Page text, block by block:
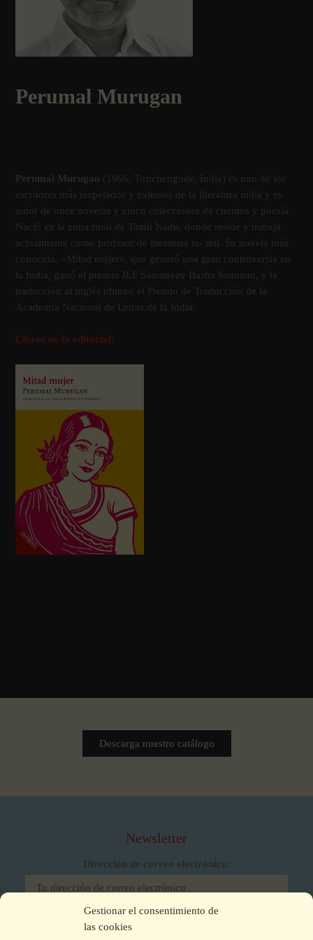
Gestionar el consentimiento de
las cookies
Perumal Murugan
Perumal Murugan (1966, Tiruchengode, India) es uno de los
escritores más respetados y exitosos de la literatura india y es
autor de once novelas y cinco colecciones de cuentos y poesía.
Nació en la zona rural de Tamil Nadu, donde reside y trabaja
actualmente como profesor de literatura ta- mil. Su novela más
conocida, «Mitad mujer», que generó una gran controversia en
la India, ganó el premio ILF Samanvay Basha Samman, y la
traducción al inglés obtuvo el Premio de Traducción de la
Academia Nacional de Letras de la India.
Libros en la editorial:
Descarga nuestro catálogo
Newsletter
Dirección de correo electrónico:
He leído y acepto los términos y condiciones